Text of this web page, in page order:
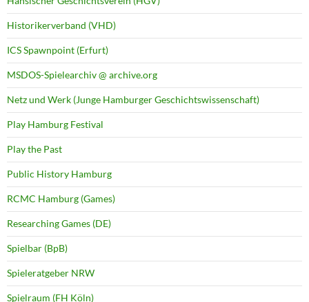
Historikerverband (VHD)
ICS Spawnpoint (Erfurt)
MSDOS-Spielearchiv @ archive.org
Netz und Werk (Junge Hamburger Geschichtswissenschaft)
Play Hamburg Festival
Play the Past
Public History Hamburg
RCMC Hamburg (Games)
Researching Games (DE)
Spielbar (BpB)
Spieleratgeber NRW
Spielraum (FH Köln)